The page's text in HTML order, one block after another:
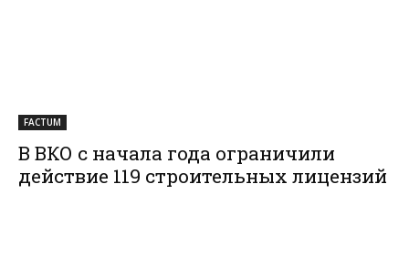
FACTUM
В ВКО с начала года ограничили
действие 119 строительных лицензий